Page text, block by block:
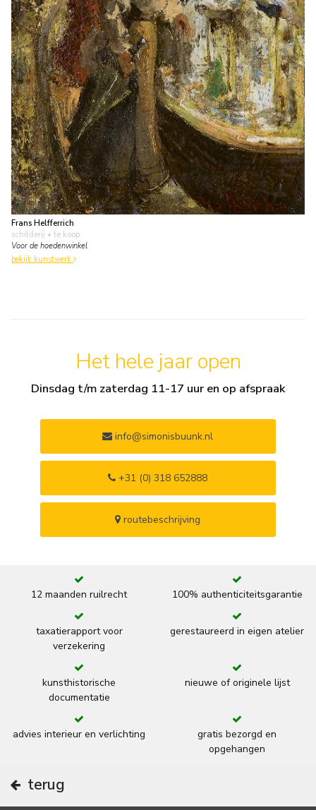
Frans Helfferrich
schilderij • te koop
Voor de hoedenwinkel
bekijk kunstwerk
Het hele jaar open
Dinsdag t/m zaterdag 11-17 uur en op afspraak
info@simonisbuunk.nl
+31 (0) 318 652888
routebeschrijving
12 maanden ruilrecht 100% authenticiteitsgarantie
taxatierapport voor
verzekering
gerestaureerd in eigen atelier
kunsthistorische
documentatie
nieuwe of originele lijst
advies interieur en verlichting
gratis bezorgd en
opgehangen
terug